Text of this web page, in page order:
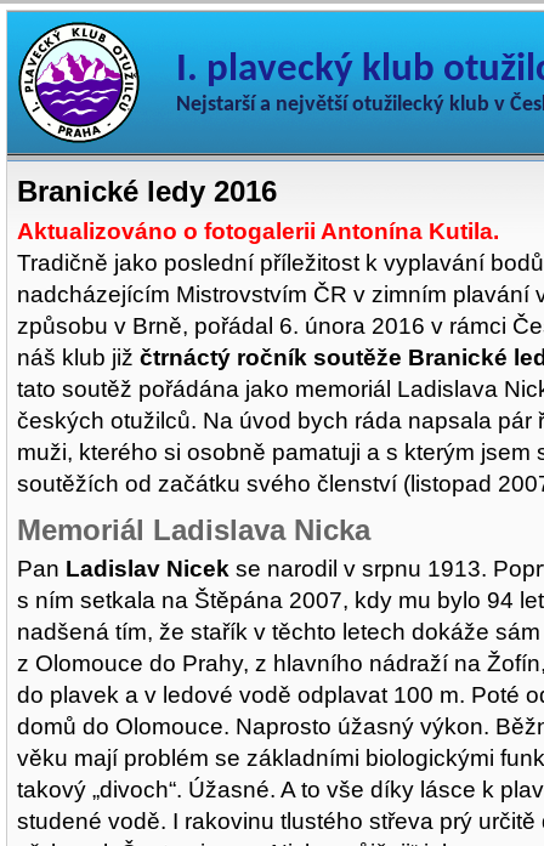
I. plavecký klub
Nejstarší a největší otužilecký klub v
Branické ledy 2016
Aktualizováno o fotogalerii Antonína Kutila.
Tradičně jako poslední příležitost k vyplavání
nadcházejícím Mistrovstvím ČR v zimním plavání
způsobu v Brně, pořádal 6. února 2016 v rámci
náš klub již čtrnáctý ročník soutěže Branické
tato soutěž pořádána jako memoriál Ladislava
českých otužilců. Na úvod bych ráda napsala pár
muži, kterého si osobně pamatuji a s kterým jsem
soutěžích od začátku svého členství (listopad
Memoriál Ladislava Nicka
Pan Ladislav Nicek se narodil v srpnu 1913.
s ním setkala na Štěpána 2007, kdy mu bylo 94
nadšená tím, že stařík v těchto letech dokáže
z Olomouce do Prahy, z hlavního nádraží na
do plavek a v ledové vodě odplavat 100 m. Poté
domů do Olomouce. Naprosto úžasný výkon.
věku mají problém se základními biologickými
takový „divoch“. Úžasné. A to vše díky lásce k
studené vodě. I rakovinu tlustého střeva prý určitě